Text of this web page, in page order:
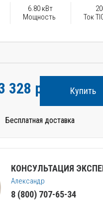
6.80 кВт
Мощность
Ток
328 руб.
Бесплатная доставка
Купить
КОНСУЛЬТАЦИЯ
Александр
8 (800) 707-65-34